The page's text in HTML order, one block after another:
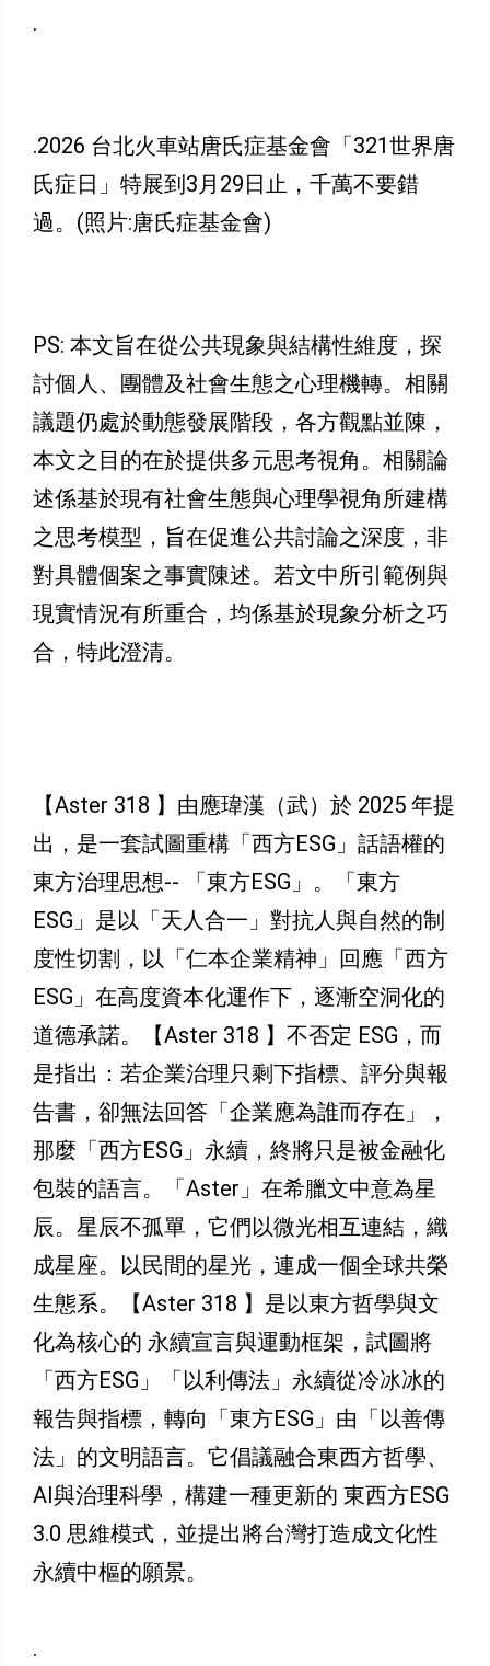
.
.2026 台北火車站唐氏症基金會「321世界唐
氏症日」特展到3月29日止，千萬不要錯
過。(照片:唐氏症基金會)
PS: 本文旨在從公共現象與結構性維度，探
討個人、團體及社會生態之心理機轉。相關
議題仍處於動態發展階段，各方觀點並陳，
本文之目的在於提供多元思考視角。相關論
述係基於現有社會生態與心理學視角所建構
之思考模型，旨在促進公共討論之深度，非
對具體個案之事實陳述。若文中所引範例與
現實情況有所重合，均係基於現象分析之巧
合，特此澄清。
【Aster 318 】由應瑋漢（武）於 2025 年提
出，是一套試圖重構「西方ESG」話語權的
東方治理思想-- 「東方ESG」。「東方
ESG」是以「天人合一」對抗人與自然的制
度性切割，以「仁本企業精神」回應「西方
ESG」在高度資本化運作下，逐漸空洞化的
道德承諾。【Aster 318 】不否定 ESG，而
是指出：若企業治理只剩下指標、評分與報
告書，卻無法回答「企業應為誰而存在」，
那麼「西方ESG」永續，終將只是被金融化
包裝的語言。「Aster」在希臘文中意為星
辰。星辰不孤單，它們以微光相互連結，織
成星座。以民間的星光，連成一個全球共榮
生態系。【Aster 318 】是以東方哲學與文
化為核心的 永續宣言與運動框架，試圖將
「西方ESG」「以利傳法」永續從冷冰冰的
報告與指標，轉向「東方ESG」由「以善傳
法」的文明語言。它倡議融合東西方哲學、
AI與治理科學，構建一種更新的 東西方ESG
3.0 思維模式，並提出將台灣打造成文化性
永續中樞的願景。
.